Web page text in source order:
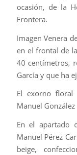
ocasión, de la
Frontera.
Imagen Venera
en el frontal de
40 centímetros,
García y que ha
El exorno floral
Manuel
En el apartado
Manuel Pérez
beige,